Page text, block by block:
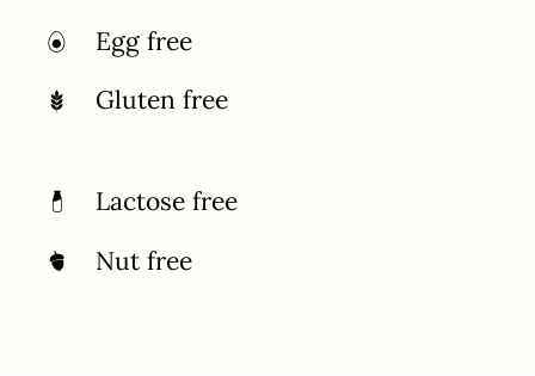
Egg free
Gluten free
Lactose free
Nut free